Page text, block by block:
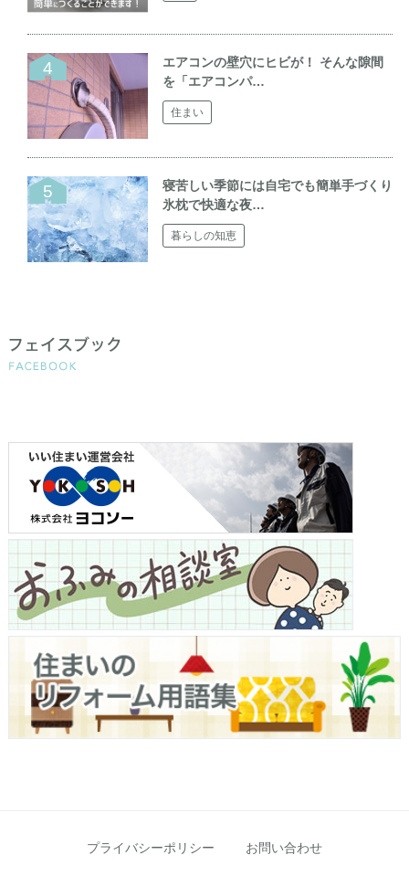
エアコンの壁穴にヒビが！ そんな隙間
を「エアコンパ…
住まい
寝苦しい季節には自宅でも簡単手づくり
氷枕で快適な夜…
暮らしの知恵
プライバシーポリシー お問い合わせ